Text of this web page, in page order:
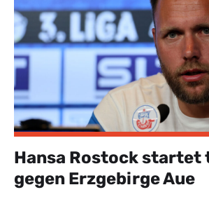
Hansa Rostock startet
gegen Erzgebirge Aue